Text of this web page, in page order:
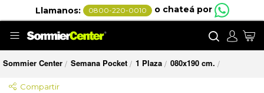
Llamanos: 0800-220-0010 o chateá por
Buscar
Sommier Center / Semana Pocket / 1 Plaza / 080x190 cm. /
Compartir